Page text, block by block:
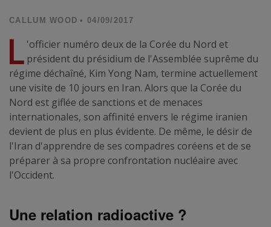
CALLUM WOOD • 04/09/2017
L 'officier numéro deux de la Corée du Nord et
président du présidium de l'Assemblée suprême du
régime déchaîné, Kim Yong Nam, termine actuellement
une visite de 10 jours en Iran. Alors que la Corée du
Nord est giflée de sanctions et de menaces
internationales, son affinité envers le régime iranien
devient de plus en plus évidente. De même, le désir de
l'Iran d'apprendre de ses compadres coréens et de se
préparer à sa propre confrontation nucléaire avec
l'Occident.
Une relation radioactive ?